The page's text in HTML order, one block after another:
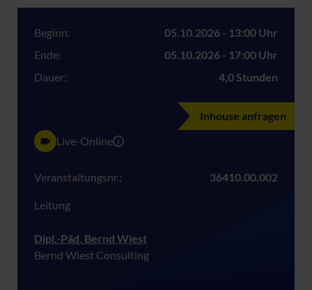
Beginn:
05.10.2026 - 13:00 Uhr
Ende:
05.10.2026 - 17:00 Uhr
Dauer:
4,0 Stunden
Inhouse anfragen
Live-Online
Veranstaltungsnr.: 36410.00.002
Leitung
Dipl.-Päd. Bernd Wiest
Bernd Wiest Consulting